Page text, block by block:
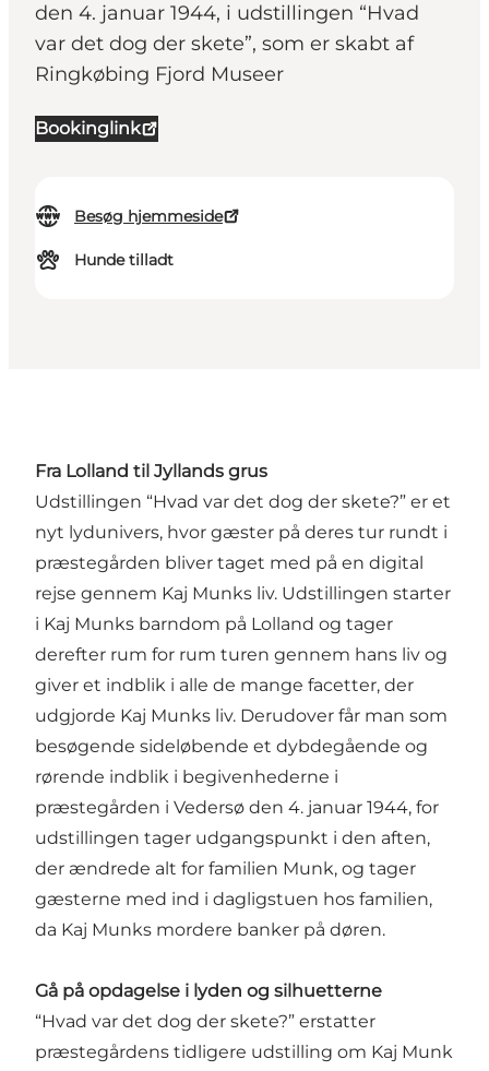
den 4. januar 1944, i udstillingen “Hvad
var det dog der skete”, som er skabt af
Ringkøbing Fjord Museer
Bookinglink
Besøg hjemmeside
Hunde tilladt
Fra Lolland til Jyllands grus
Udstillingen “Hvad var det dog der skete?” er et
nyt lydunivers, hvor gæster på deres tur rundt i
præstegården bliver taget med på en digital
rejse gennem Kaj Munks liv. Udstillingen starter
i Kaj Munks barndom på Lolland og tager
derefter rum for rum turen gennem hans liv og
giver et indblik i alle de mange facetter, der
udgjorde Kaj Munks liv. Derudover får man som
besøgende sideløbende et dybdegående og
rørende indblik i begivenhederne i
præstegården i Vedersø den 4. januar 1944, for
udstillingen tager udgangspunkt i den aften,
der ændrede alt for familien Munk, og tager
gæsterne med ind i dagligstuen hos familien,
da Kaj Munks mordere banker på døren.
Gå på opdagelse i lyden og silhuetterne
“Hvad var det dog der skete?” erstatter
præstegårdens tidligere udstilling om Kaj Munk